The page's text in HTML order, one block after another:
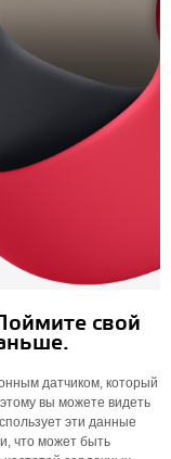
свой
датчиком, который
вы можете видеть
эти данные
что может быть